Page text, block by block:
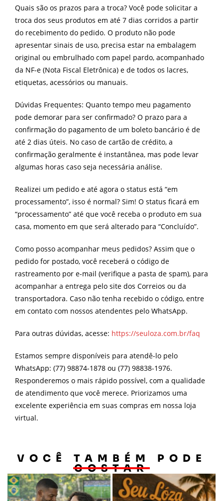
Quais são os prazos para a troca? Você pode solicitar a
troca dos seus produtos em até 7 dias corridos a partir
do recebimento do pedido. O produto não pode
apresentar sinais de uso, precisa estar na embalagem
original ou embrulhado com papel pardo, acompanhado
da NF-e (Nota Fiscal Eletrônica) e de todos os lacres,
etiquetas, acessórios ou manuais.
Dúvidas Frequentes: Quanto tempo meu pagamento
pode demorar para ser confirmado? O prazo para a
confirmação do pagamento de um boleto bancário é de
até 2 dias úteis. No caso de cartão de crédito, a
confirmação geralmente é instantânea, mas pode levar
algumas horas caso seja necessária análise.
Realizei um pedido e até agora o status está “em
processamento”, isso é normal? Sim! O status ficará em
“processamento” até que você receba o produto em sua
casa, momento em que será alterado para “Concluído”.
Como posso acompanhar meus pedidos? Assim que o
pedido for postado, você receberá o código de
rastreamento por e-mail (verifique a pasta de spam), para
acompanhar a entrega pelo site dos Correios ou da
transportadora. Caso não tenha recebido o código, entre
em contato com nossos atendentes pelo WhatsApp.
Para outras dúvidas, acesse: https://seuloza.com.br/faq
Estamos sempre disponíveis para atendê-lo pelo
WhatsApp: (77) 98874-1878 ou (77) 98838-1976.
Responderemos o mais rápido possível, com a qualidade
de atendimento que você merece. Priorizamos uma
excelente experiência em suas compras em nossa loja
virtual.
VOCÊ TAMBÉM PODE
GOSTAR